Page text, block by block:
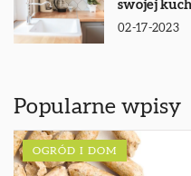
swojej
02-17-2023
Popularne wpisy
OGRÓD I DOM